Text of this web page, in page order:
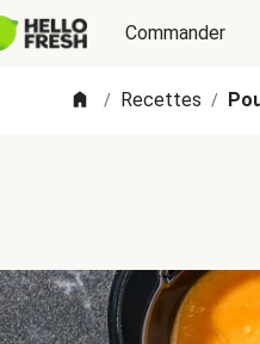
Commander
/ Recettes /